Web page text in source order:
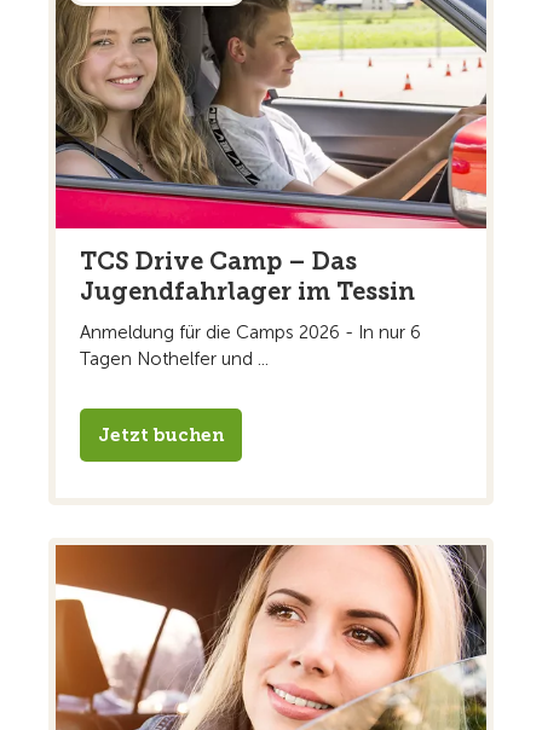
TCS Drive Camp – Das
Jugendfahrlager im Tessin
Anmeldung für die Camps 2026 - In nur 6
Tagen Nothelfer und ...
Jetzt buchen